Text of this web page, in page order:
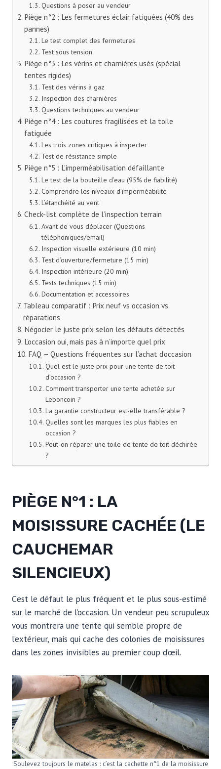
Questions à poser au vendeur
Piège n°2 : Les fermetures éclair fatiguées (40% des
pannes)
Le test complet des fermetures
Test sous tension
Piège n°3 : Les vérins et charnières usés (spécial
tentes rigides)
Test des vérins à gaz
Inspection des charnières
Questions techniques au vendeur
Piège n°4 : Les coutures fragilisées et la toile
fatiguée
Les trois zones critiques à inspecter
Test de résistance simple
Piège n°5 : L’imperméabilisation défaillante
Le test de la bouteille d’eau (95% de fiabilité)
Comprendre les niveaux d’imperméabilité
L’étanchéité au vent
Check-list complète de l’inspection terrain
Avant de vous déplacer (Questions
téléphoniques/email)
Inspection visuelle extérieure (10 min)
Test d’ouverture/fermeture (15 min)
Inspection intérieure (20 min)
Tests techniques (15 min)
Documentation et accessoires
Tableau comparatif : Prix neuf vs occasion vs
réparations
Négocier le juste prix selon les défauts détectés
L’occasion oui, mais pas à n’importe quel prix
FAQ – Questions fréquentes sur l’achat d’occasion
Quel est le juste prix pour une tente de toit
d’occasion ?
Comment transporter une tente achetée sur
Leboncoin ?
La garantie constructeur est-elle transférable ?
Quelles sont les marques les plus fiables en
occasion ?
Peut-on réparer une toile de tente de toit déchirée
?
PIÈGE N°1 : LA
MOISISSURE CACHÉE (LE
CAUCHEMAR
SILENCIEUX)
C’est le défaut le plus fréquent et le plus sous-estimé
sur le marché de l’occasion. Un vendeur peu scrupuleux
vous montrera une tente qui semble propre de
l’extérieur, mais qui cache des colonies de moisissures
dans les zones invisibles au premier coup d’œil.
Soulevez toujours le matelas : c’est la cachette n°1 de la moisissure